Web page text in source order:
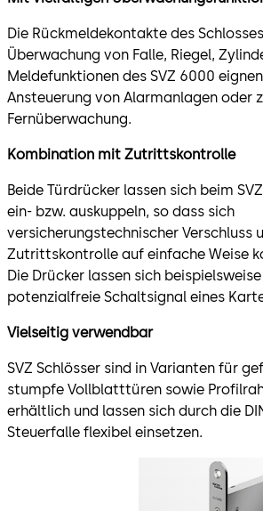
Die Rückmeldekontakte des
Überwachung von Falle, Riegel,
Meldefunktionen des SVZ 6000
Ansteuerung von Alarmanlagen oder
Fernüberwachung.
Kombination mit Zutrittskontrolle
Beide Türdrücker lassen sich beim
ein- bzw. auskuppeln, so dass sich
versicherungstechnischer Verschluss
Zutrittskontrolle auf einfache Weise
Die Drücker lassen sich
potenzialfreie Schaltsignal eines
Vielseitig verwendbar
SVZ Schlösser sind in Varianten für
stumpfe Vollblatttüren sowie
erhältlich und lassen sich durch die
Steuerfalle flexibel einsetzen.